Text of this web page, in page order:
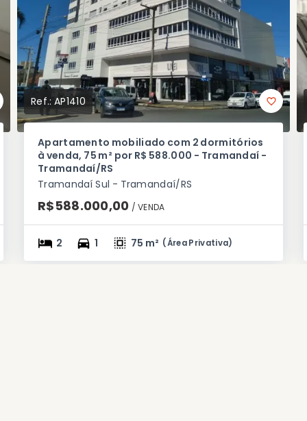
Ref.:AP1410
Apartamento mobiliado com 2 dormitórios
à venda, 75 m² por R$ 588.000 - Tramandaí -
Tramandaí/RS
Tramandaí Sul - Tramandaí/RS
R$588.000,00 / VENDA
2 1 75 m² (Área Privativa)